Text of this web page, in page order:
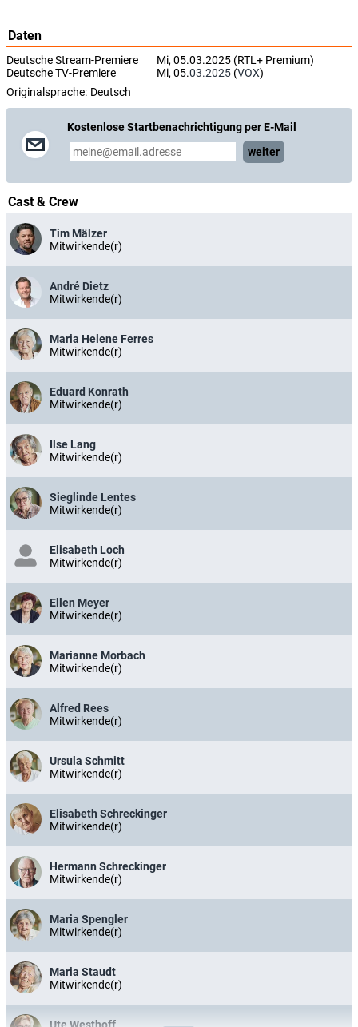
Daten
Deutsche Stream-Premiere
Mi, 05.03.2025 (RTL+ Premium)
Deutsche TV-Premiere
Mi, 05.03.2025 (VOX)
Originalsprache: Deutsch
Kostenlose Startbenachrichtigung per E-Mail
weiter
Cast & Crew
Tim Mälzer
Mitwirkende(r)
André Dietz
Mitwirkende(r)
Maria Helene Ferres
Mitwirkende(r)
Eduard Konrath
Mitwirkende(r)
Ilse Lang
Mitwirkende(r)
Sieglinde Lentes
Mitwirkende(r)
Elisabeth Loch
Mitwirkende(r)
Ellen Meyer
Mitwirkende(r)
Marianne Morbach
Mitwirkende(r)
Alfred Rees
Mitwirkende(r)
Ursula Schmitt
Mitwirkende(r)
Elisabeth Schreckinger
Mitwirkende(r)
Hermann Schreckinger
Mitwirkende(r)
Maria Spengler
Mitwirkende(r)
Maria Staudt
Mitwirkende(r)
Ute Westhoff